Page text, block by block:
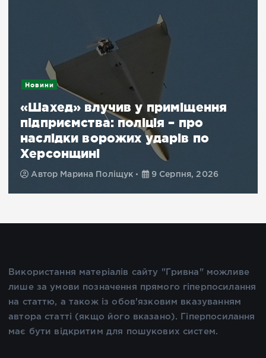
Обстріли Херсонщини: ворог
атакував 39 міст і сіл, серед
поранених – діти
Автор Марина Поліщук 9 Серпня, 2026
Використання матеріалів сайту "Гривна" можливе
лише за умови позначення прямого гіперпосилання
на статтю, а також із обов'язковим вказуванням
автора статті (якщо його вказано). Гіперпосилання
має бути відкритим для пошукових систем.